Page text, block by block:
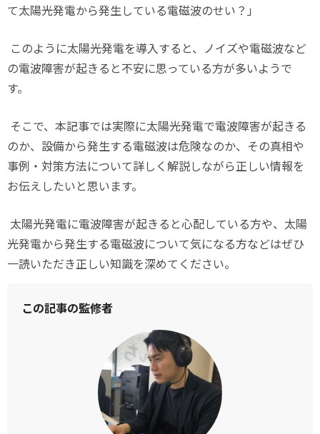
て太陽光発電から発生している電磁波のせい？」
このように太陽光発電を導入すると、ノイズや電磁波など
の電波障害が起きると不安に思っている方が多いようで
す。
そこで、本記事では実際に太陽光発電で電波障害が起きる
のか、設備から発生する電磁波は危険なのか、その真相や
事例・対策方法について詳しく解説しながら正しい情報を
お伝えしたいと思います。
太陽光発電に電波障害が起きると心配している方や、太陽
光発電から発生する電磁波について気になる方などはぜひ
一読いただき正しい知識を深めてください。
この記事の監修者